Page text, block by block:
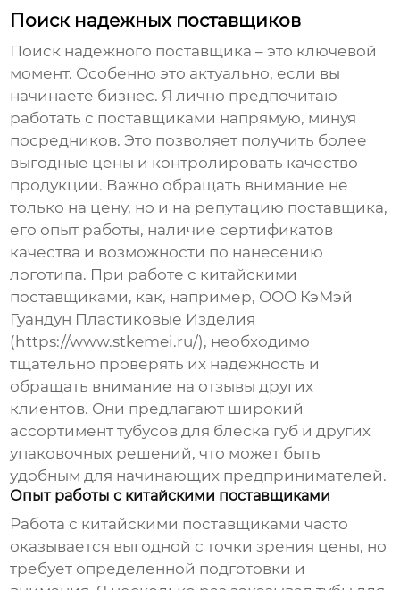
Поиск надежных поставщиков
Поиск надежного поставщика – это ключевой
момент. Особенно это актуально, если вы
начинаете бизнес. Я лично предпочитаю
работать с поставщиками напрямую, минуя
посредников. Это позволяет получить более
выгодные цены и контролировать качество
продукции. Важно обращать внимание не
только на цену, но и на репутацию поставщика,
его опыт работы, наличие сертификатов
качества и возможности по нанесению
логотипа. При работе с китайскими
поставщиками, как, например, ООО КэМэй
Гуандун Пластиковые Изделия
(https://www.stkemei.ru/), необходимо
тщательно проверять их надежность и
обращать внимание на отзывы других
клиентов. Они предлагают широкий
ассортименттубусов для блеска губ и других
упаковочных решений, что может быть
удобным для начинающих предпринимателей.
Опыт работы с китайскими поставщиками
Работа с китайскими поставщиками часто
оказывается выгодной с точки зрения цены, но
требует определенной подготовки и